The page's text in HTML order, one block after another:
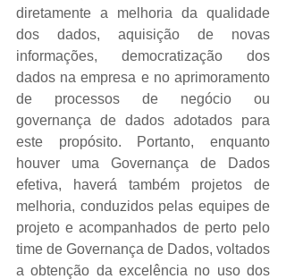
diretamente a melhoria da qualidade
dos dados, aquisição de novas
informações, democratização dos
dados na empresa e no aprimoramento
de processos de negócio ou
governança de dados adotados para
este propósito. Portanto, enquanto
houver uma Governança de Dados
efetiva, haverá também projetos de
melhoria, conduzidos pelas equipes de
projeto e acompanhados de perto pelo
time de Governança de Dados, voltados
a obtenção da excelência no uso dos